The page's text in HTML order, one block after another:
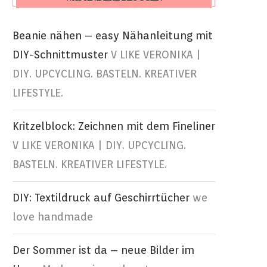
Beanie nähen – easy Nähanleitung mit
DIY-Schnittmuster V LIKE VERONIKA |
DIY. UPCYCLING. BASTELN. KREATIVER
LIFESTYLE.
Kritzelblock: Zeichnen mit dem Fineliner
V LIKE VERONIKA | DIY. UPCYCLING.
BASTELN. KREATIVER LIFESTYLE.
DIY: Textildruck auf Geschirrtücher we
love handmade
Der Sommer ist da – neue Bilder im